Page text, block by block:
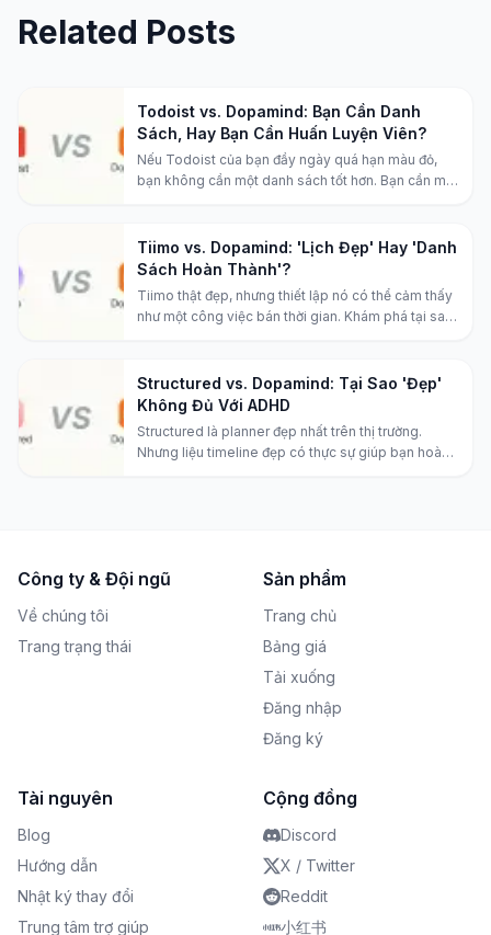
Related Posts
Todoist vs. Dopamind: Bạn Cần Danh
Sách, Hay Bạn Cần Huấn Luyện Viên?
Nếu Todoist của bạn đầy ngày quá hạn màu đỏ,
bạn không cần một danh sách tốt hơn. Bạn cần một
Tiimo vs. Dopamind: 'Lịch Đẹp' Hay 'Danh
Sách Hoàn Thành'?
Tiimo thật đẹp, nhưng thiết lập nó có thể cảm thấy
như một công việc bán thời gian. Khám phá tại sao
Structured vs. Dopamind: Tại Sao 'Đẹp'
Không Đủ Với ADHD
Structured là planner đẹp nhất trên thị trường.
Nhưng liệu timeline đẹp có thực sự giúp bạn hoàn
Công ty & Đội ngũ
Về chúng tôi
Trang trạng thái
Sản phẩm
Trang chủ
Bảng giá
Tải xuống
Đăng nhập
Đăng ký
Tài nguyên
Blog
Hướng dẫn
Nhật ký thay đổi
Trung tâm trợ giúp
Cộng đồng
Discord
X / Twitter
Reddit
小红书